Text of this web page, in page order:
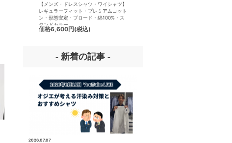
【メンズ・ドレスシャツ・ワイシャツ】
レギュラーフィット・プレミアムコット
ン・形態安定・ブロード・綿100%・ス
タンドカラー
価格6,600円(税込)
- 新着の記事 -
2026.07.07